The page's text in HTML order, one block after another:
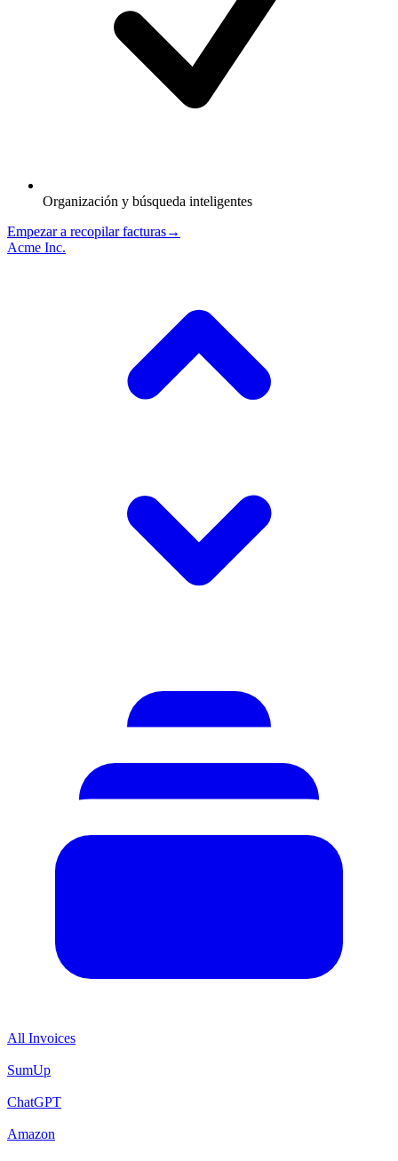
Organización y búsqueda inteligentes
Empezar a recopilar facturas→
Acme Inc.
All Invoices
SumUp
ChatGPT
Amazon